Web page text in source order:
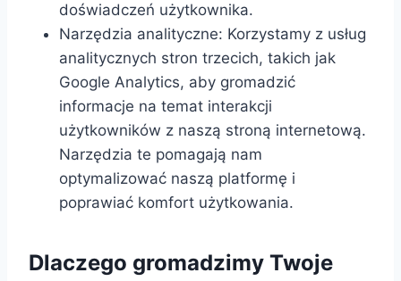
doświadczeń użytkownika.
Narzędzia analityczne: Korzystamy z usług
analitycznych stron trzecich, takich jak
Google Analytics, aby gromadzić
informacje na temat interakcji
użytkowników z naszą stroną internetową.
Narzędzia te pomagają nam
optymalizować naszą platformę i
poprawiać komfort użytkowania.
Dlaczego gromadzimy Twoje